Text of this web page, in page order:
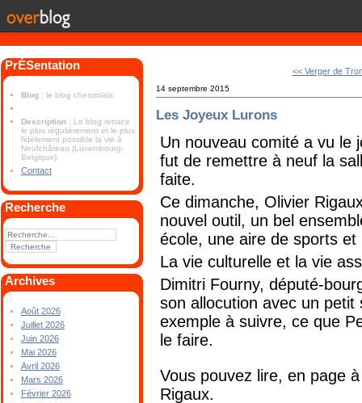
PrÉSentation
Blog : le blog chestrolais
Description : Le blog retrace
le plus régulièrement et le plus
fidèlement possible la vie à
Neufchâteau (Luxembourg-
Belgique).
Contact
Recherche
Archives
Août 2026
Juillet 2026
Juin 2026
Mai 2026
Avril 2026
Mars 2026
Février 2026
<< Verger de
14 septembre 2015
Les Joyeux Lurons
Un nouveau comité a vu le
fut de remettre à neuf la
faite.
Ce dimanche, Olivier
nouvel outil, un bel
école, une aire de sports
La vie culturelle et la vie
Dimitri Fourny, député-
son allocution avec un
exemple à suivre, ce que
le faire.
Vous pouvez lire, en page
Rigaux.